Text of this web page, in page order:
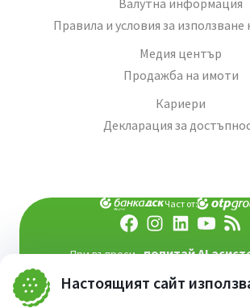
Настоящият сайт
Валутна информация
Правила и условия за използване
Медия център
Продажба на имоти
Кариери
Декларация за
Част от:
При въпроси -попитай AI
© 2026Всички права запазени
Сайт от:StudioX